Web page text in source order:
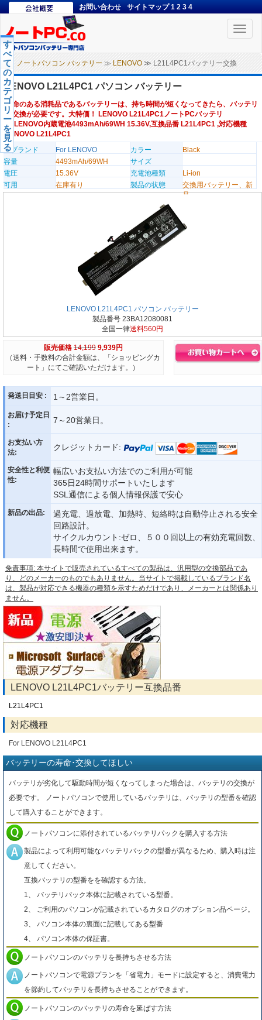
お問い合わせ サイトマップ 1 2 3 4
Toggle
ノートパソコン バッテリー ≫ LENOVO ≫ L21L4PC1バッテリー交換
す
べ
て
の
カ
テ
ゴ
リ
ー
を
見
る
LENOVO L21L4PC1 パソコン バッテリー
寿命のある消耗品であるバッテリーは、持ち時間が短くなってきたら、バッテリ
ー交換が必要です。大特価！ LENOVO L21L4PC1ノートPCバッテリ
ー,LENOVO内蔵電池4493mAh/69WH 15.36V,互換品番 L21L4PC1 ,対応機種
LENOVO L21L4PC1
のブランド
For LENOVO カラー
Black
容量
4493mAh/69WH
サイズ
電圧
15.36V 充電池種類
Li-ion
可用
在庫有り 製品の状態
交換用バッテリー、新
品
LENOVO L21L4PC1 パソコン バッテリー
製品番号 23BA12080081
全国一律送料560円
販売価格 14,199 9,939円
（送料・手数料の合計金額は、「ショッピングカ
ート」にてご確認いただけます。）
発送日目安 : 1～2営業日。
お届け予定日
:
7～20営業日。
お支払い方
法:
クレジットカード:
安全性と利便
性:
幅広いお支払い方法でのご利用が可能
365日24時間サポートいたします
SSL通信による個人情報保護で安心
新品の出品:
過充電、過放電、加熱時、短絡時は自動停止される安全
回路設計。
サイクルカウント:ゼロ、５００回以上の有効充電回数、
長時間で使用出来ます。
免責事項: 本サイトで販売されているすべての製品は、汎用型の交換部品であ
り、どのメーカーのものでもありません。当サイトで掲載しているブランド名
は、製品が対応できる機器の種類を示すためだけであり、メーカーとは関係あり
ません。
LENOVO L21L4PC1バッテリー互換品番
L21L4PC1
対応機種
For LENOVO L21L4PC1
バッテリーの寿命･交換してほしい
バッテリが劣化して駆動時間が短くなってしまった場合は、バッテリの交換が
必要です。 ノートパソコンで使用しているバッテリは、バッテリの型番を確認
して購入することができます。
ノートパソコンに添付されているバッテリパックを購入する方法
製品によって利用可能なバッテリパックの型番が異なるため、購入時は注
意してください。
互換バッテリの型番をを確認する方法。
1、 バッテリパック本体に記載されている型番。
2、 ご利用のパソコンが記載されているカタログのオプション品ページ。
3、 パソコン本体の裏面に記載してある型番
4、 パソコン本体の保証書。
ノートパソコンのバッテリを長持ちさせる方法
ノートパソコンで電源プランを「省電力」モードに設定すると、消費電力
を節約してバッテリを長持ちさせることができます。
ノートパソコンのバッテリの寿命を延ばす方法